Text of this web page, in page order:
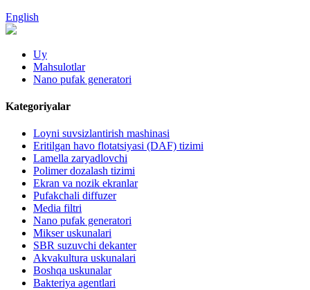
English
Uy
Mahsulotlar
Nano pufak generatori
Kategoriyalar
Loyni suvsizlantirish mashinasi
Eritilgan havo flotatsiyasi (DAF) tizimi
Lamella zaryadlovchi
Polimer dozalash tizimi
Ekran va nozik ekranlar
Pufakchali diffuzer
Media filtri
Nano pufak generatori
Mikser uskunalari
SBR suzuvchi dekanter
Akvakultura uskunalari
Boshqa uskunalar
Bakteriya agentlari